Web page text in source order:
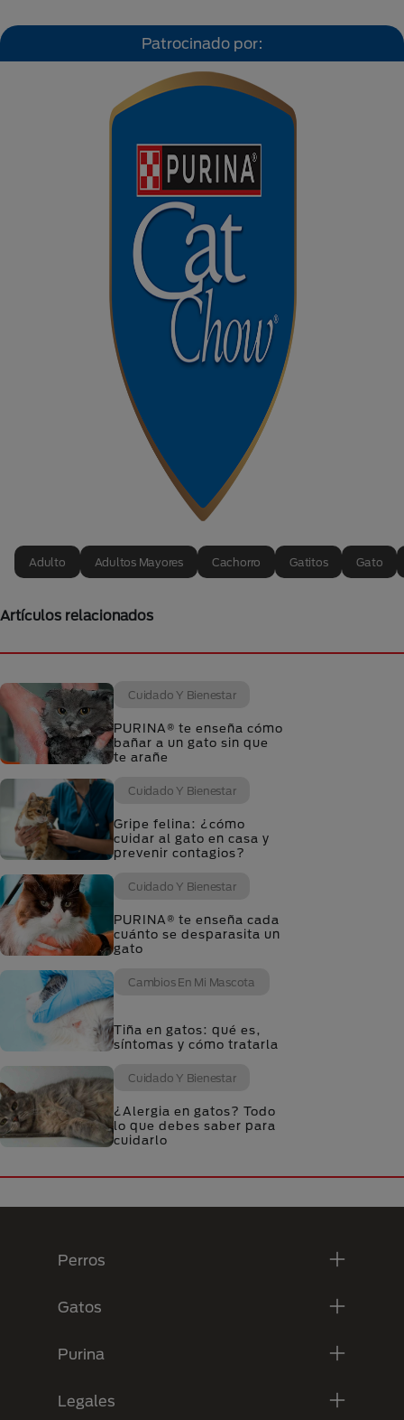
Patrocinado por:
Adulto Adultos Mayores Cachorro Gatitos Gato
Artículos relacionados
Cuidado Y Bienestar
PURINA® te enseña cómo
bañar a un gato sin que
te arañe
Cuidado Y Bienestar
Gripe felina: ¿cómo
cuidar al gato en casa y
prevenir contagios?
Cuidado Y Bienestar
PURINA® te enseña cada
cuánto se desparasita un
gato
Cambios En Mi Mascota
Tiña en gatos: qué es,
síntomas y cómo tratarla
Cuidado Y Bienestar
¿Alergia en gatos? Todo
lo que debes saber para
cuidarlo
Perros
Gatos
Purina
Legales